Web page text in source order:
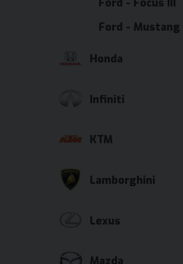
Ford - Mustang
Honda
Infiniti
KTM
Lamborghini
Lexus